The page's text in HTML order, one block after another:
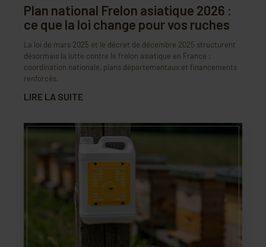
Plan national Frelon asiatique 2026 :
ce que la loi change pour vos ruches
La loi de mars 2025 et le décret de décembre 2025 structurent
désormais la lutte contre le frelon asiatique en France :
coordination nationale, plans départementaux et financements
renforcés.
LIRE LA SUITE